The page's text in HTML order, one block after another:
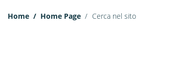
Home Home Page Cerca nel sito